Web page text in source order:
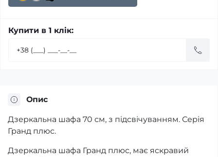
Купити в 1 клік:
Опис
Дзеркальна шафа 70 см, з підсвічуванням. Серія
Гранд плюс.
Дзеркальна шафа Гранд плюс, має яскравий